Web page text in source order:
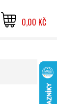
0,00 KČ